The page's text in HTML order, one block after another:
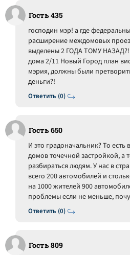
Гость 435
Ответить (0)
господин мэр! а где
расширение междомовых
выделены 2 ГОДА ТОМУ НАЗАД?!
дома 2/11 Новый Город план
мэрия, должны были
деньги?!
Гость 650
Ответить (0)
И это градоначальник? То есть
домов точечной застройкой, а
разбираться людям. У нас в
всего 200 автомобилей и
на 1000 жителей 900
проблемы если не меньше,
Гость 809